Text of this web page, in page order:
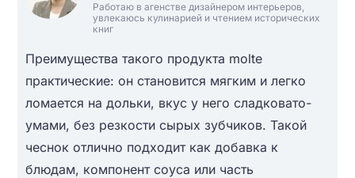
Работаю в агенстве дизайнером интерьеров,
увлекаюсь кулинарией и чтением исторических
книг
Преимущества такого продукта molte
практические: он становится мягким и легко
ломается на дольки, вкус у него сладковато-
умами, без резкости сырых зубчиков. Такой
чеснок отлично подходит как добавка к
блюдам, компонент соуса или часть